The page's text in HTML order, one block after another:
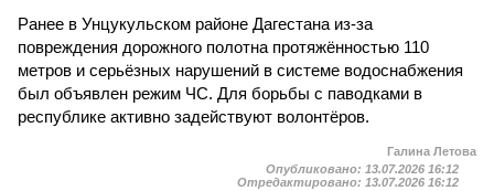
Ранее в Унцукульском районе Дагестана из-за
повреждения дорожного полотна протяжённостью 110
метров и серьёзных нарушений в системе водоснабжения
был объявлен режим ЧС. Для борьбы с паводками в
республике активно задействуют волонтёров.
Галина Летова
Опубликовано: 13.07.2026 16:12
Отредактировано: 13.07.2026 16:12